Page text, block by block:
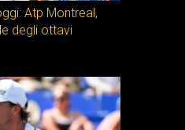
Atp Montreal,
degli ottavi